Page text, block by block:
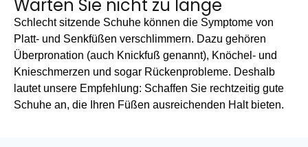
Warten Sie nicht zu lange
Schlecht sitzende Schuhe können die Symptome von
Platt- und Senkfüßen verschlimmern. Dazu gehören
Überpronation (auch Knickfuß genannt), Knöchel- und
Knieschmerzen und sogar Rückenprobleme. Deshalb
lautet unsere Empfehlung: Schaffen Sie rechtzeitig gute
Schuhe an, die Ihren Füßen ausreichenden Halt bieten.